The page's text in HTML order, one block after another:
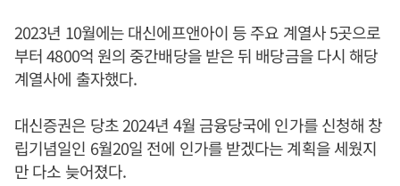
2023년 10월에는 대신에프앤아이 등 주요 계열사 5곳으로
부터 4800억 원의 중간배당을 받은 뒤 배당금을 다시 해당
계열사에 출자했다.
대신증권은 당초 2024년 4월 금융당국에 인가를 신청해 창
립기념일인 6월20일 전에 인가를 받겠다는 계획을 세웠지
만 다소 늦어졌다.